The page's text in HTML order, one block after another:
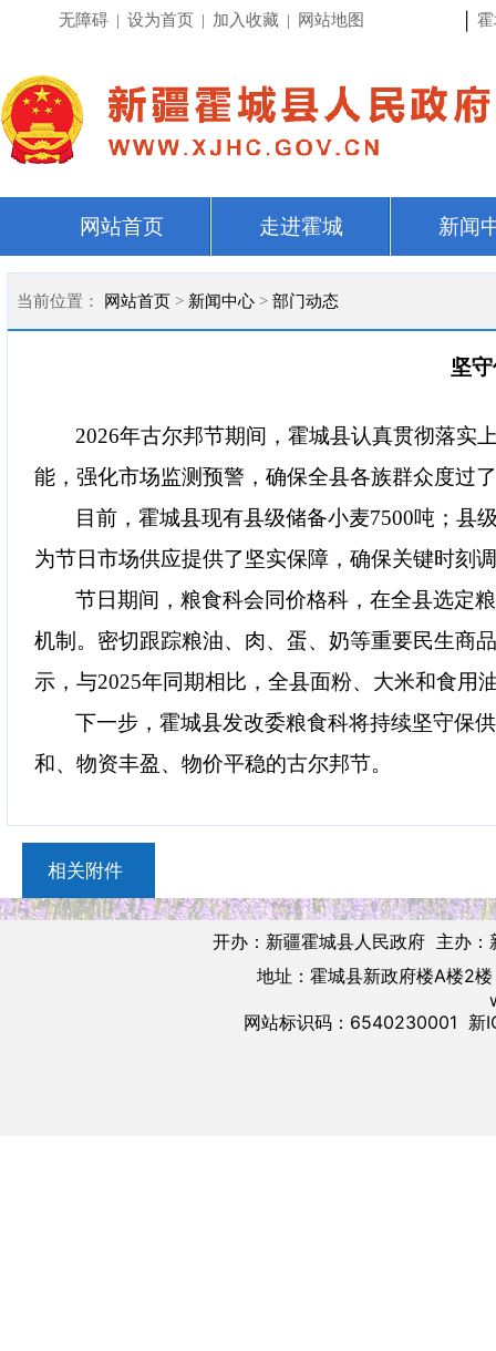
无障碍 | 设为首页 | 加入收藏 | 网站地图
网站首页 走进霍城 新闻
当前位置： 网站首页 > 新闻中心 > 部门动态
坚
2026年古尔邦节期间，霍城县认真贯彻落实
能，强化市场监测预警，确保全县各族群众度过
目前，霍城县现有县级储备小麦7500吨；县
为节日市场供应提供了坚实保障，确保关键时刻
节日期间，粮食科会同价格科，在全县选定
机制。密切跟踪粮油、肉、蛋、奶等重要民生商
示，与2025年同期相比，全县面粉、大米和食用
下一步，霍城县发改委粮食科将持续坚守保
和、物资丰盈、物价平稳的古尔邦节。
相关附件
开办：新疆霍城县人民政府 主办
地址：霍城县新政府楼A楼
网站标识码：6540230001 新